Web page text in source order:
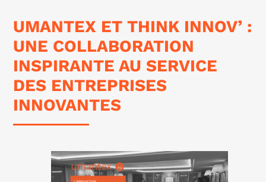
UMANTEX ET THINK INNOV’ :
UNE COLLABORATION
INSPIRANTE AU SERVICE
DES ENTREPRISES
INNOVANTES